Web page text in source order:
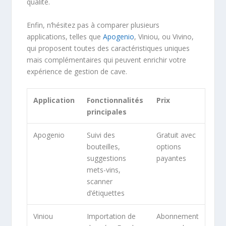
qualité.
Enfin, n’hésitez pas à comparer plusieurs
applications, telles queApogenio, Viniou, ou Vivino,
qui proposent toutes des caractéristiques uniques
mais complémentaires qui peuvent enrichir votre
expérience de gestion de cave.
Application
Fonctionnalités
principales
Prix
Apogenio
Suivi des
bouteilles,
suggestions
mets-vins,
scanner
d’étiquettes
Gratuit avec
options
payantes
Viniou
Importation de
Abonnement